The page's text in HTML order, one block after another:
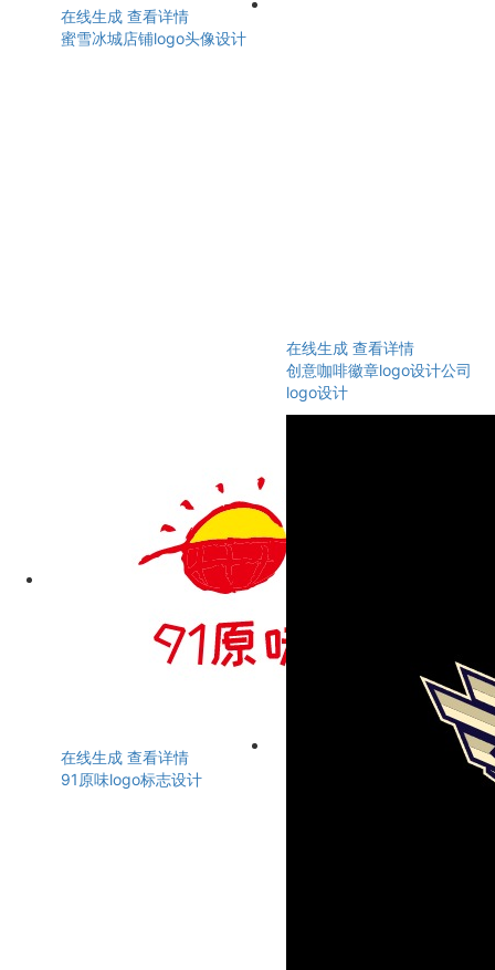
在线生成 查看详情
蜜雪冰城店铺logo头像设计
在线生成 查看详情
创意咖啡徽章logo设计公司
logo设计
在线生成 查看详情
91原味logo标志设计